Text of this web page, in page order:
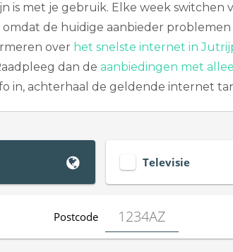
is met je gebruik. Elke week switchen
de huidige aanbieder
over het snelste internet in
dan de aanbiedingen met
in, achterhaal de geldende internet
Televisie
Postcode